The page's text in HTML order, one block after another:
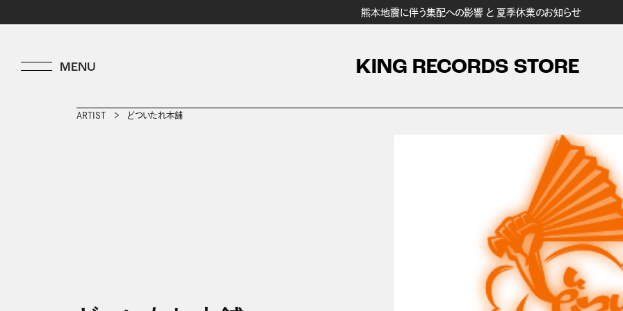
熊本地震に伴う集配への影響 と 夏季休業のお知らせ
KING RECORDS STORE
ARTIST どついたれ本舗